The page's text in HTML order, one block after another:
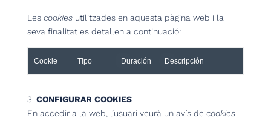
Les cookiesutilitzades en aquesta pàgina web i la
seva finalitat es detallen a continuació:
Cookie Tipo Duración Descripción
3. CONFIGURAR COOKIES
En accedir a la web, l’usuari veurà un avís de cookies